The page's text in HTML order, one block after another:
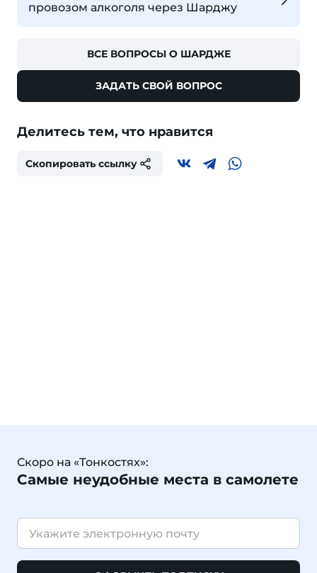
провозом алкоголя через Шарджу
ВСЕ ВОПРОСЫ О ШАРДЖЕ
ЗАДАТЬ СВОЙ ВОПРОС
Делитесь тем, что нравится
Скопировать ссылку
Скоро на «Тонкостях»:
Самые неудобные места в самолете